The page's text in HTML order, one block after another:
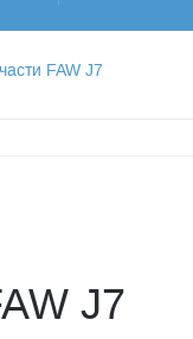
FAW J7
J7